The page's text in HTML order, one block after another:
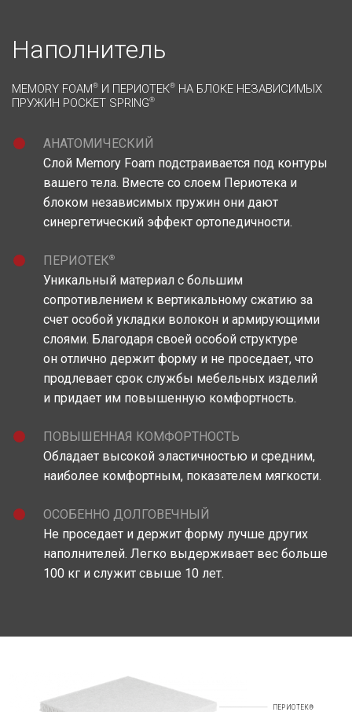
Наполнитель
MEMORY FOAM® И ПЕРИОТЕК® НА БЛОКЕ НЕЗАВИСИМЫХ
ПРУЖИН POCKET SPRING®
АНАТОМИЧЕСКИЙ
Слой Memory Foam подстраивается под контуры
вашего тела. Вместе со слоем Периотека и
блоком независимых пружин они дают
синергетический эффект ортопедичности.
ПЕРИОТЕК®
Уникальный материал c большим
сопротивлением к вертикальному сжатию за
счет особой укладки волокон и армирующими
слоями. Благодаря своей особой структуре
он отлично держит форму и не проседает, что
продлевает срок службы мебельных изделий
и придает им повышенную комфортность.
ПОВЫШЕННАЯ КОМФОРТНОСТЬ
Обладает высокой эластичностью и средним,
наиболее комфортным, показателем мягкости.
ОСОБЕННО ДОЛГОВЕЧНЫЙ
Не проседает и держит форму лучше других
наполнителей. Легко выдерживает вес больше
100 кг и служит свыше 10 лет.
ПЕРИОТЕК®